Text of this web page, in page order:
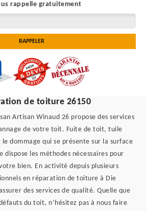
rappelle gratuitement
de toiture 26150
Artisan Winaud 26 propose des services
de votre toit. Fuite de toit, tuile
le dommage qui se présente sur la surface
les méthodes nécessaires pour
bien. En activité depuis plusieurs
en réparation de toiture à Die
des services de qualité. Quelle que
du toit, n’hésitez pas à nous faire